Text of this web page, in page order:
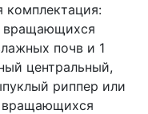
комплектация:
вращающихся
почв и 1
центральный,
риппер или
вращающихся